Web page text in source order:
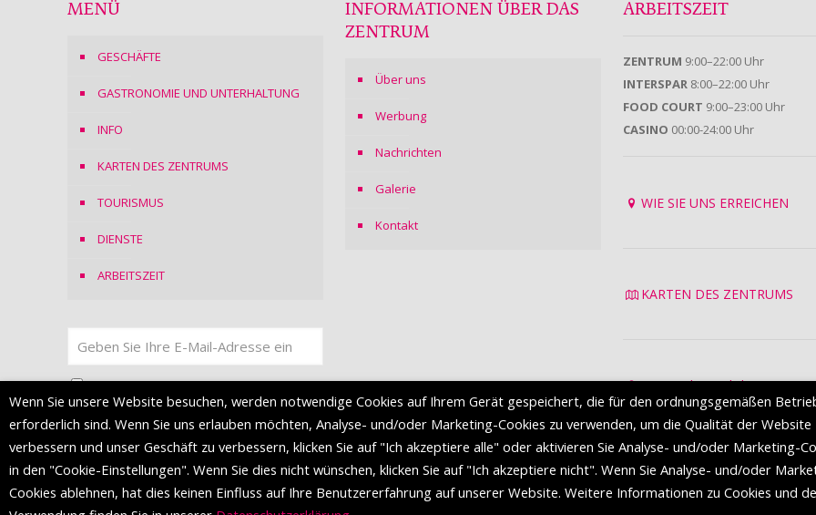
MENÜ
GESCHÄFTE
GASTRONOMIE UND UNTERHALTUNG
INFO
KARTEN DES ZENTRUMS
TOURISMUS
DIENSTE
ARBEITSZEIT
Ich stimmeder Datenschutzerklärungzu
INFORMATIONEN ÜBER DAS
ZENTRUM
Über uns
Werbung
Nachrichten
Galerie
Kontakt
ARBEITSZEIT
ZENTRUM 9:00–22:00 Uhr
INTERSPAR 8:00–22:00 Uhr
FOOD COURT 9:00–23:00 Uhr
CASINO 00:00-24:00 Uhr
WIE SIE UNS ERREICHEN
KARTEN DES ZENTRUMS
Datenschutzrichtlinie
Nutzungsbedingungen
Wenn Sie unsere Website besuchen, werden notwendige Cookies auf Ihrem Gerät gespeichert, die für den ordnungsgemäßen
erforderlich sind. Wenn Sie uns erlauben möchten, Analyse- und/oder Marketing-Cookies zu verwenden, um die Qualität der Website
verbessern und unser Geschäft zu verbessern, klicken Sie auf "Ich akzeptiere alle" oder aktivieren Sie Analyse- und/oder Marketing-
in den "Cookie-Einstellungen". Wenn Sie dies nicht wünschen, klicken Sie auf "Ich akzeptiere nicht". Wenn Sie Analyse- und/oder
Cookies ablehnen, hat dies keinen Einfluss auf Ihre Benutzererfahrung auf unserer Website. Weitere Informationen zu Cookies und